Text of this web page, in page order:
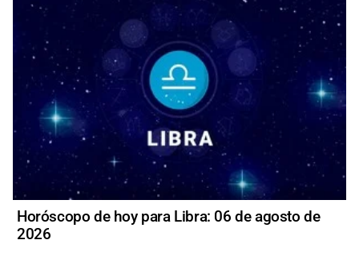
Horóscopo de hoy para Libra: 06 de agosto de
2026